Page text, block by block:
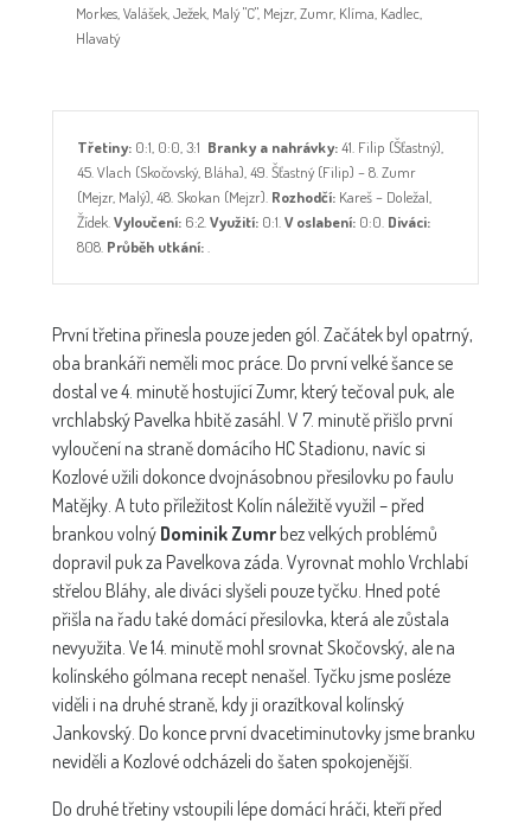
Morkes, Valášek, Ježek, Malý "C", Mejzr, Zumr, Klíma, Kadlec,
Hlavatý
Třetiny: 0:1, 0:0, 3:1 Branky a nahrávky:41. Filip (Šťastný),
45. Vlach (Skočovský, Bláha), 49. Šťastný (Filip) – 8. Zumr
(Mejzr, Malý), 48. Skokan (Mejzr). Rozhodčí: Kareš – Doležal,
Žídek.Vyloučení: 6:2.Využití: 0:1.V oslabení: 0:0. Diváci:
808. Průběh utkání:.
První třetina přinesla pouze jeden gól. Začátek byl opatrný,
oba brankáři neměli moc práce. Do první velké šance se
dostal ve 4. minutě hostující Zumr, který tečoval puk, ale
vrchlabský Pavelka hbitě zasáhl. V 7. minutě přišlo první
vyloučení na straně domácího HC Stadionu, navíc si
Kozlové užili dokonce dvojnásobnou přesilovku po faulu
Matějky. A tuto příležitost Kolín náležitě využil – před
brankou volný Dominik Zumr bez velkých problémů
dopravil puk za Pavelkova záda. Vyrovnat mohlo Vrchlabí
střelou Bláhy, ale diváci slyšeli pouze tyčku. Hned poté
přišla na řadu také domácí přesilovka, která ale zůstala
nevyužita. Ve 14. minutě mohl srovnat Skočovský, ale na
kolínského gólmana recept nenašel. Tyčku jsme posléze
viděli i na druhé straně, kdy ji orazítkoval kolínský
Jankovský. Do konce první dvacetiminutovky jsme branku
neviděli a Kozlové odcházeli do šaten spokojenější.
Do druhé třetiny vstoupili lépe domácí hráči, kteří před